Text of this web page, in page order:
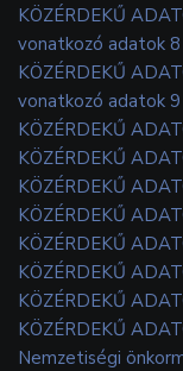
KÖZÉRDEKŰ
vonatkozó adatok 8
KÖZÉRDEKŰ
vonatkozó adatok 9
KÖZÉRDEKŰ
KÖZÉRDEKŰ
KÖZÉRDEKŰ
KÖZÉRDEKŰ
KÖZÉRDEKŰ
KÖZÉRDEKŰ
KÖZÉRDEKŰ
KÖZÉRDEKŰ
Nemzetiségi